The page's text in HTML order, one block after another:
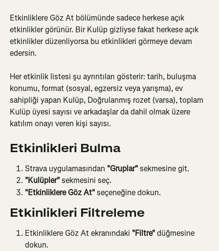
Etkinliklere Göz At bölümünde sadece herkese açık
etkinlikler görünür. Bir Kulüp gizliyse fakat herkese açık
etkinlikler düzenliyorsa bu etkinlikleri görmeye devam
edersin.
Her etkinlik listesi şu ayrıntıları gösterir: tarih, buluşma
konumu, format (sosyal, egzersiz veya yarışma), ev
sahipliği yapan Kulüp, Doğrulanmış rozet (varsa), toplam
Kulüp üyesi sayısı ve arkadaşlar da dahil olmak üzere
katılım onayı veren kişi sayısı.
Etkinlikleri Bulma
Strava uygulamasından "Gruplar" sekmesine git.
"Kulüpler" sekmesini seç.
"Etkinliklere Göz At" seçeneğine dokun.
Etkinlikleri Filtreleme
Etkinliklere Göz At ekranındaki "Filtre" düğmesine
dokun.